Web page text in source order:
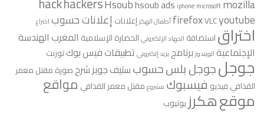
Hsoubhsoub adsiphone microsoft mozilla
firefoxVLCyoutube أطفال الهكرإعلاناتإعلانات حسوباختراع اختراقاستضافة الجهاد الإلكتروني الحضارة الإسلاميةالمغربالهندسة
الإجتماعيةالويندوزبرنامجبريد إلكتروني تطبيقات فيس بوكتورنت جوجل جوجل بلسحسوبستيف جوبزشرحصورة مقتل معمر
القذافيفيديوفيسبوك مشروعمقتل معمر القذافيمواقع
موقعهكرزيوتيوب